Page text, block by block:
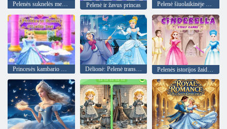
Pelenės suknelės mergaitėms žaidimai Pelenė ir žavus princas Pelenė šiuolaikinėje šalyje
Princesės kambario valymas Dėlionė: Pelenė transformuojasi Pelenės istorijos žaidimai